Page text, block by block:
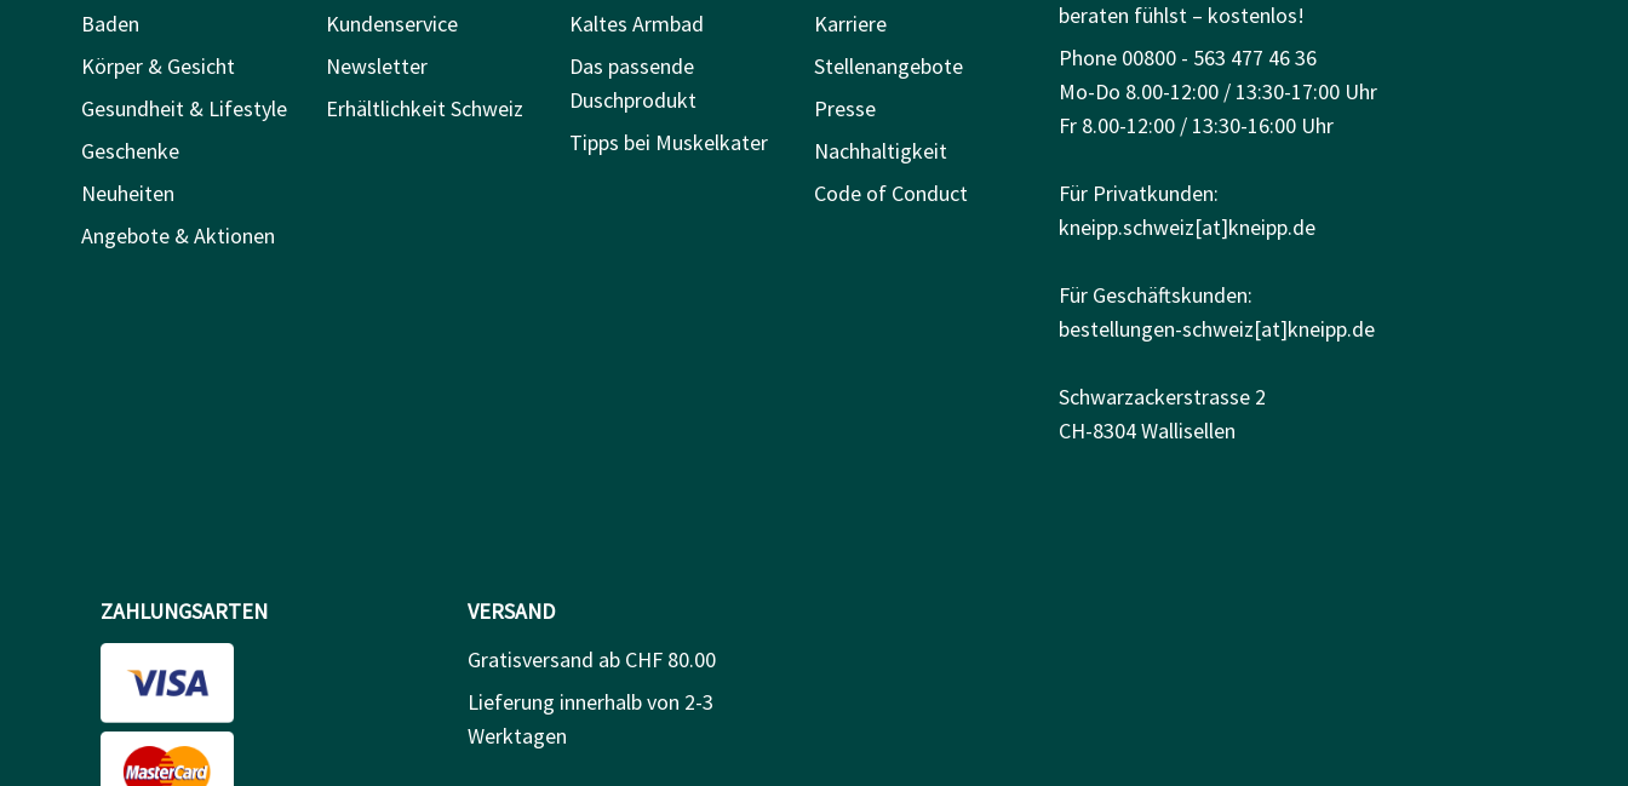
Baden
Körper & Gesicht
Gesundheit & Lifestyle
Geschenke
Neuheiten
Angebote & Aktionen
Kundenservice
Newsletter
Erhältlichkeit Schweiz
Kaltes Armbad
Das passende
Duschprodukt
Tipps bei Muskelkater
Karriere
Stellenangebote
Presse
Nachhaltigkeit
Code of Conduct
beraten fühlst – kostenlos!
Phone 00800 - 563 477 46 36
Mo-Do 8.00-12:00 / 13:30-17:00 Uhr
Fr 8.00-12:00 / 13:30-16:00 Uhr
Für Privatkunden:
kneipp.schweiz[at]kneipp.de
Für Geschäftskunden:
bestellungen-schweiz[at]kneipp.de
Schwarzackerstrasse 2
CH-8304 Wallisellen
ZAHLUNGSARTEN
VERSAND
Gratisversand ab CHF 80.00
Lieferung innerhalb von 2-3
Werktagen